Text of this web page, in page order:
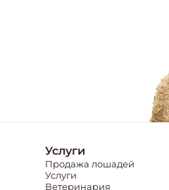
Услуги
Продажа лошадей
Услуги
Ветеринария